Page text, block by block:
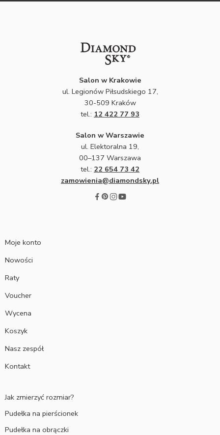
Salon w Krakowie
ul. Legionów Piłsudskiego 17,
30-509 Kraków
tel.: 12 422 77 93
Salon w Warszawie
ul. Elektoralna 19,
00–137 Warszawa
tel.: 22 654 73 42
zamowienia@diamondsky.pl
Moje konto
Nowości
Raty
Voucher
Wycena
Koszyk
Nasz zespół
Kontakt
Jak zmierzyć rozmiar?
Pudełka na pierścionek
Pudełka na obrączki